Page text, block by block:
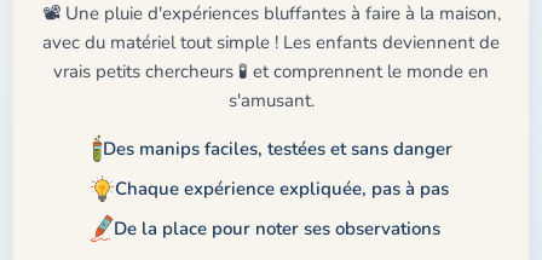
📽️ Une pluie d'expériences bluffantes à faire à la maison,
avec du matériel tout simple ! Les enfants deviennent de
vrais petits chercheurs 🧪 et comprennent le monde en
s'amusant.
Des manips faciles, testées et sans danger
Chaque expérience expliquée, pas à pas
De la place pour noter ses observations